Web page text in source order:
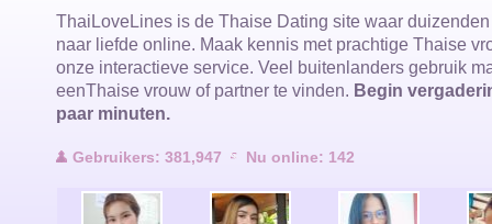
Sitegids
Contacteer
Men Online
ThaiLoveLines is de Thaise Dating site waar
naar liefde online. Maak kennis met prachtige Thaise
onze interactieve service. Veel buitenlanders gebruik
eenThaise vrouw of partner te vinden. Begin
paar minuten.
Gebruikers: 381,947 Nu online: 142